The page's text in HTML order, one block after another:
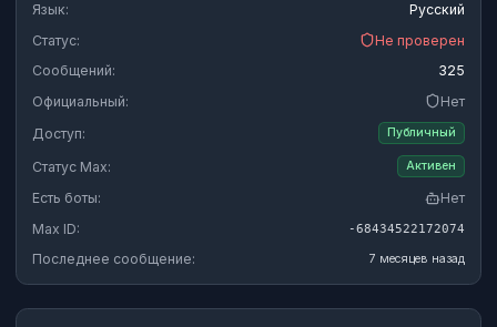
Язык:
Русский
Статус:
Не проверен
Сообщений:
325
Официальный:
Нет
Доступ:
Публичный
Статус Max: Активен
Есть боты:
Нет
Max ID:
-68434522172074
Последнее сообщение: 7 месяцев назад